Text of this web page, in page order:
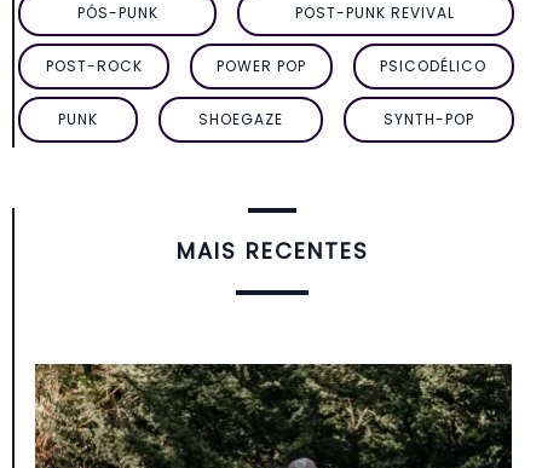
PÓS-PUNK POST-PUNK REVIVAL
POST-ROCK POWER POP PSICODÉLICO
PUNK SHOEGAZE SYNTH-POP
MAIS RECENTES